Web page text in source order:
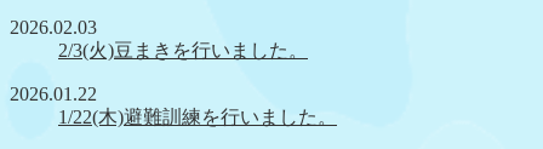
2026.02.03
2/3(火)豆まきを行いました。
2026.01.22
1/22(木)避難訓練を行いました。